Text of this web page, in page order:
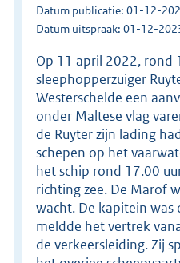
Datum publicatie: 01-12-
Datum uitspraak: 01-12-
Op 11 april 2022, rond
sleephopperzuiger
Westerschelde een
onder Maltese vlag
de Ruyter zijn lading
schepen op het
het schip rond 17.00
richting zee. De Marof
wacht. De kapitein
meldde het vertrek
de verkeersleiding. Zij